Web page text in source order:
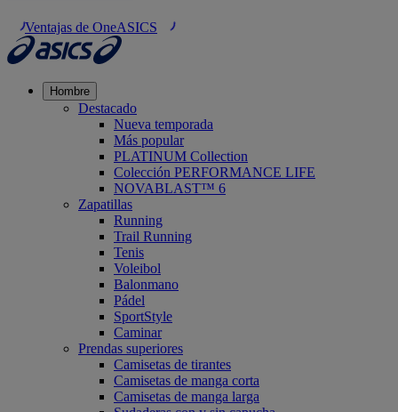
Ventajas de OneASICS
Hombre
Destacado
Nueva temporada
Más popular
PLATINUM Collection
Colección PERFORMANCE LIFE
NOVABLAST™ 6
Zapatillas
Running
Trail Running
Tenis
Voleibol
Balonmano
Pádel
SportStyle
Caminar
Prendas superiores
Camisetas de tirantes
Camisetas de manga corta
Camisetas de manga larga